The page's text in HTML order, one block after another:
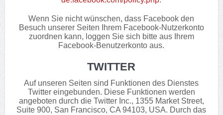
Wenn Sie nicht wünschen, dass Facebook den
Besuch unserer Seiten Ihrem Facebook-Nutzerkonto
zuordnen kann, loggen Sie sich bitte aus Ihrem
Facebook-Benutzerkonto aus.
TWITTER
Auf unseren Seiten sind Funktionen des Dienstes
Twitter eingebunden. Diese Funktionen werden
angeboten durch die Twitter Inc., 1355 Market Street,
Suite 900, San Francisco, CA 94103, USA. Durch das